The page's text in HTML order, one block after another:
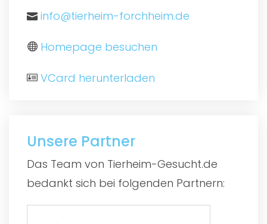
info@tierheim-forchheim.de
Homepage besuchen
VCard herunterladen
Unsere Partner
Das Team von Tierheim-Gesucht.de
bedankt sich bei folgenden Partnern: